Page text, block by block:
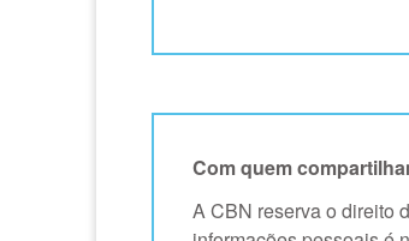
Com quem
A CBN reserva o direito